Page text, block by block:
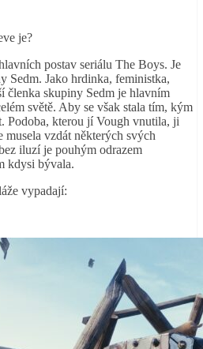
je?
postav seriálu The Boys. Je
Sedm. Jako hrdinka, feministka,
členka skupiny Sedm je hlavním
světě. Aby se však stala tím, kým
Podoba, kterou jí Vough vnutila, ji
musela vzdát některých svých
iluzí je pouhým odrazem
kdysi bývala.
vypadají: